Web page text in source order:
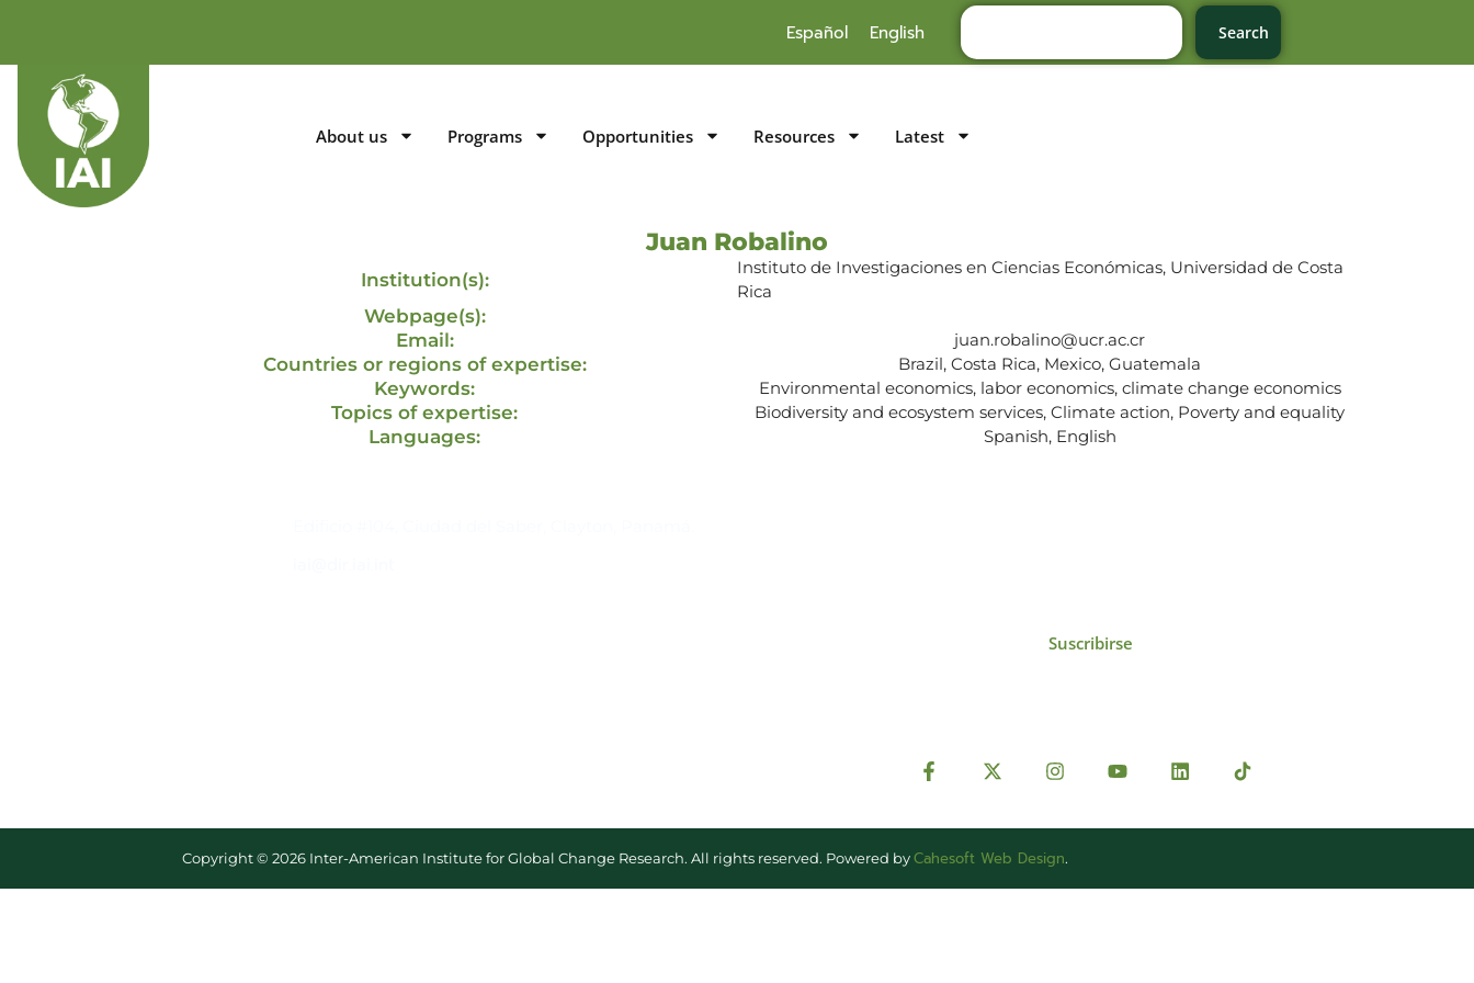
Español English Search
About us Programs Opportunities Resources Latest
Juan Robalino
Institution(s):
Instituto de Investigaciones en Ciencias Económicas, Universidad de Costa
Rica
Webpage(s):
Email:
juan.robalino@ucr.ac.cr
Countries or regions of expertise: Brazil, Costa Rica, Mexico, Guatemala
Keywords: Environmental economics, labor economics, climate change economics
Topics of expertise: Biodiversity and ecosystem services, Climate action, Poverty and equality
Languages: Spanish, English
Suscribirse
Copyright © 2026 Inter-American Institute for Global Change Research. All rights reserved. Powered byCahesoft Web Design.